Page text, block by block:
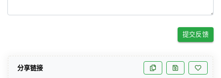
提交反馈
分享链接